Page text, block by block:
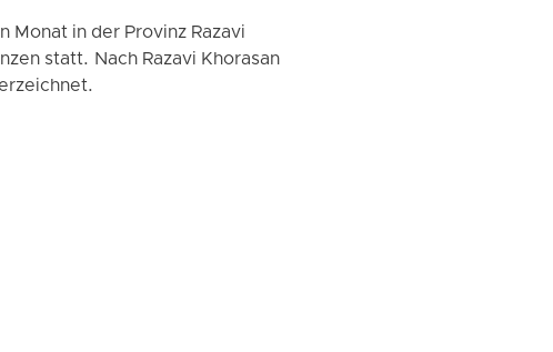
Monat in der Provinz Razavi
statt. Nach Razavi Khorasan